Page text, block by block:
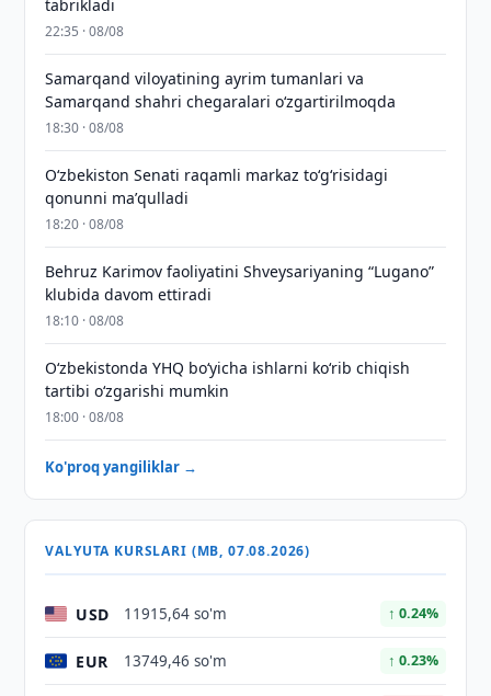
tabrikladi
22:35 · 08/08
Samarqand viloyatining ayrim tumanlari va
Samarqand shahri chegaralari oʻzgartirilmoqda
18:30 · 08/08
Oʻzbekiston Senati raqamli markaz toʻgʻrisidagi
qonunni maʼqulladi
18:20 · 08/08
Behruz Karimov faoliyatini Shveysariyaning “Lugano”
klubida davom ettiradi
18:10 · 08/08
O‘zbekistonda YHQ bo‘yicha ishlarni ko‘rib chiqish
tartibi o‘zgarishi mumkin
18:00 · 08/08
Ko'proq yangiliklar →
VALYUTA KURSLARI (MB, 07.08.2026)
USD 11915,64 so'm ↑ 0.24%
EUR 13749,46 so'm ↑ 0.23%